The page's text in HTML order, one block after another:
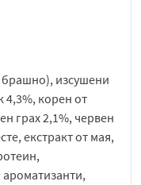
изсушени
4,3%, корен от
грах 2,1%, червен
екстракт от мая,
ароматизанти,